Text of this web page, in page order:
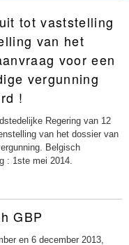
tot vaststelling
van het
voor een
vergunning
!
Regering van 12
van het dossier van
Belgisch
: 1ste mei 2014.
GBP
en 6 december 2013,